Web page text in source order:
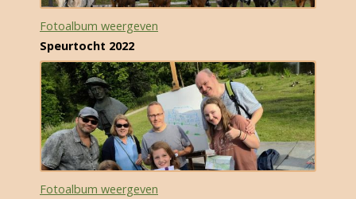
Fotoalbum weergeven
Speurtocht 2022
Fotoalbum weergeven